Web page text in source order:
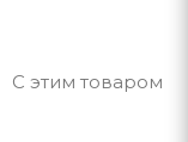
С этим товаром